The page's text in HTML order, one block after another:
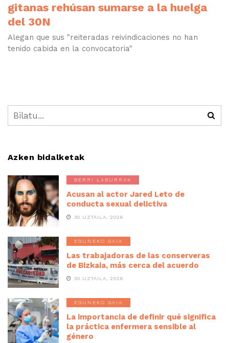
gitanas rehúsan sumarse a la huelga
del 30N
Alegan que sus "reiteradas reivindicaciones no han
tenido cabida en la convocatoria"
Azken bidalketak
BERRI LABURRAK
Acusan al actor Jared Leto de
conducta sexual delictiva
30 UZTAILA, 2026
EGUNEKO GAIA
Las trabajadoras de las conserveras
de Bizkaia, más cerca del acuerdo
30 UZTAILA, 2026
EGUNEKO GAIA
La importancia de definir qué significa
la práctica enfermera sensible al
género